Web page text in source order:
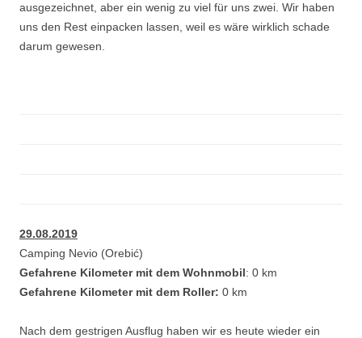
ausgezeichnet, aber ein wenig zu viel für uns zwei. Wir haben
uns den Rest einpacken lassen, weil es wäre wirklich schade
darum gewesen.
29.08.2019
Camping Nevio (Orebić)
Gefahrene Kilometer mit dem Wohnmobil: 0 km
Gefahrene Kilometer mit dem Roller: 0 km
Nach dem gestrigen Ausflug haben wir es heute wieder ein